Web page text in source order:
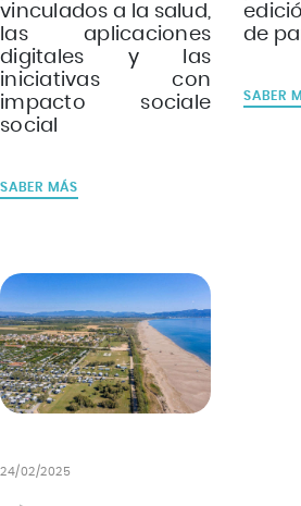
vinculados a la salud,
las aplicaciones
digitales y las
iniciativas con
impacto sociale
social
SABER MÁS
de
SABER
24/02/2025